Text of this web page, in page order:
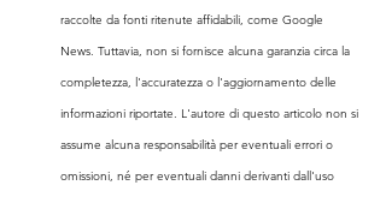
raccolte da fonti ritenute affidabili, come Google
News. Tuttavia, non si fornisce alcuna garanzia circa la
completezza, l'accuratezza o l'aggiornamento delle
informazioni riportate. L'autore di questo articolo non si
assume alcuna responsabilità per eventuali errori o
omissioni, né per eventuali danni derivanti dall'uso